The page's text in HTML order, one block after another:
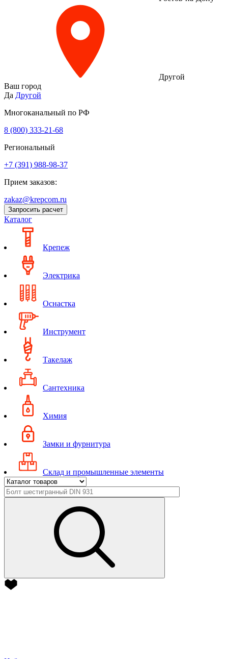
Другой
Ваш город
Да Другой
Многоканальный по РФ
8 (800) 333‑21-68
Региональный
+7 (391) 988-98-37
Прием заказов:
zakaz@krepcom.ru
Запросить расчет
Каталог
Крепеж
Электрика
Оснастка
Инструмент
Такелаж
Сантехника
Химия
Замки и фурнитура
Склад и промышленные элементы